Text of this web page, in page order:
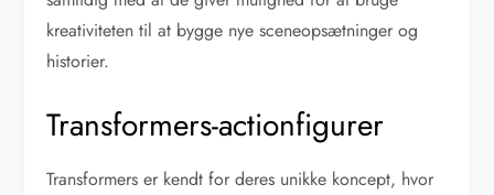
kreativiteten til at bygge nye sceneopsætninger og
historier.
Transformers-actionfigurer
Transformers er kendt for deres unikke koncept, hvor